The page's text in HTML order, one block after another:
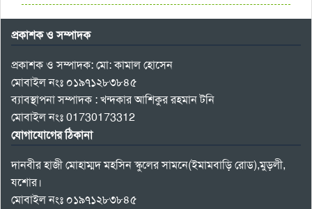
প্রকাশক ও সম্পাদক
প্রকাশক ও সম্পাদক: মো: কামাল হোসেন
মোবাইল নংঃ ০১৯৭১২৮৩৮৪৫
ব্যাবস্থাপনা সম্পাদক : খন্দকার আশিকুর রহমান টনি
মোবাইল নংঃ 01730173312
যোগাযোগের ঠিকানা
দানবীর হাজী মোহাম্মদ মহসিন স্কুলের সামনে(ইমামবাড়ি রোড),মুড়লী,
যশোর।
মোবাইল নংঃ ০১৯৭১২৮৩৮৪৫